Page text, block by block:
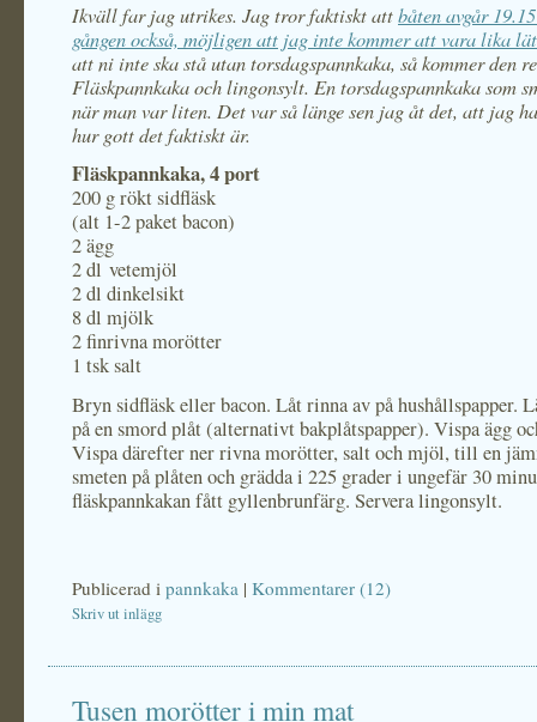
Ikväll far jag utrikes. Jag tror faktiskt attbåten avgår
gången också, möjligen att jag inte kommer att vara lika
att ni inte ska stå utan torsdagspannkaka, så kommer den
Fläskpannkaka och lingonsylt. En torsdagspannkaka som
när man var liten. Det var så länge sen jag åt det, att jag
hur gott det faktiskt är.
Fläskpannkaka, 4 port
200 g rökt sidfläsk
(alt 1-2 paket bacon)
2 ägg
2 dl vetemjöl
2 dl dinkelsikt
8 dl mjölk
2 finrivna morötter
1 tsk salt
Bryn sidfläsk eller bacon. Låt rinna av på hushållspapper.
på en smord plåt (alternativt bakplåtspapper). Vispa ägg
Vispa därefter ner rivna morötter, salt och mjöl, till en
smeten på plåten och grädda i 225 grader i ungefär 30
fläskpannkakan fått gyllenbrunfärg. Servera lingonsylt.
Publicerad i pannkaka | Kommentarer (12)
Skriv ut inlägg
Tusen morötter i min mat